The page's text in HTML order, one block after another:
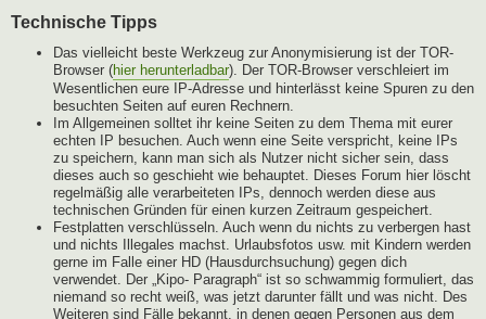
Technische Tipps
Das vielleicht beste Werkzeug zur Anonymisierung ist der TOR-
Browser (hier herunterladbar). Der TOR-Browser verschleiert im
Wesentlichen eure IP-Adresse und hinterlässt keine Spuren zu den
besuchten Seiten auf euren Rechnern.
Im Allgemeinen solltet ihr keine Seiten zu dem Thema mit eurer
echten IP besuchen. Auch wenn eine Seite verspricht, keine IPs
zu speichern, kann man sich als Nutzer nicht sicher sein, dass
dieses auch so geschieht wie behauptet. Dieses Forum hier löscht
regelmäßig alle verarbeiteten IPs, dennoch werden diese aus
technischen Gründen für einen kurzen Zeitraum gespeichert.
Festplatten verschlüsseln. Auch wenn du nichts zu verbergen hast
und nichts Illegales machst. Urlaubsfotos usw. mit Kindern werden
gerne im Falle einer HD (Hausdurchsuchung) gegen dich
verwendet. Der „Kipo- Paragraph“ ist so schwammig formuliert, das
niemand so recht weiß, was jetzt darunter fällt und was nicht. Des
Weiteren sind Fälle bekannt, in denen gegen Personen aus dem